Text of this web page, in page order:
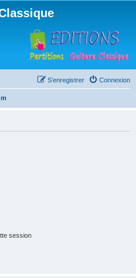
Connexion
S’enregistrer
session